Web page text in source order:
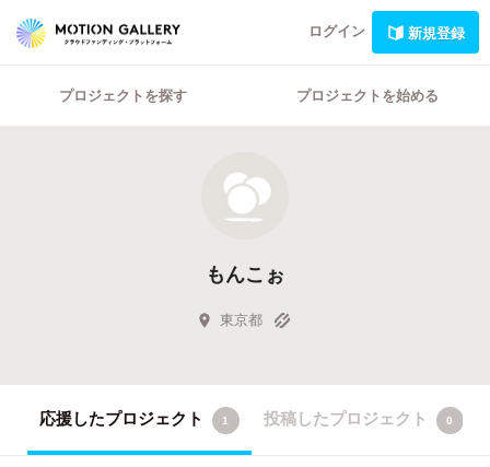
ログイン 新規登録
プロジェクトを探す プロジェクトを始める
もんこぉ
東京都
応援したプロジェクト 1 投稿したプロジェクト 0